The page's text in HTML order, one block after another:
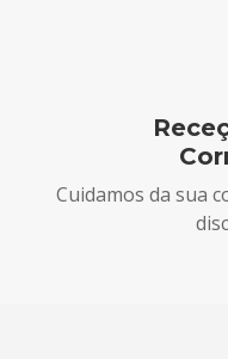
Cuidamos da sua